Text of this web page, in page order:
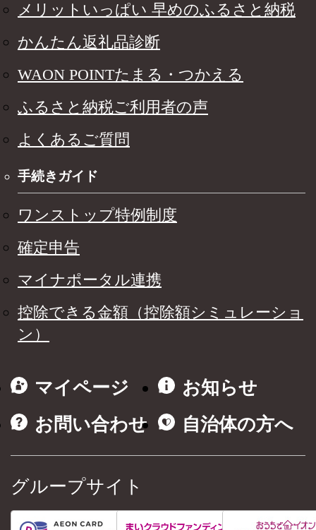
メリットいっぱい 早めのふるさと納税
かんたん返礼品診断
WAON POINTたまる・つかえる
ふるさと納税ご利用者の声
よくあるご質問
手続きガイド
ワンストップ特例制度
確定申告
マイナポータル連携
控除できる金額（控除額シミュレーショ
ン）
マイページ
お知らせ
お問い合わせ
自治体の方へ
グループサイト